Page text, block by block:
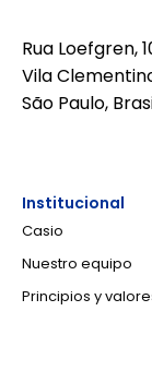
Rua Loefgren,
Vila
São Paulo,
Institucional
Casio
Nuestro equipo
Principios y